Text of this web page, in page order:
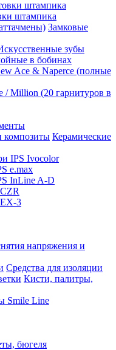
штампика
Замковые
зубы
в бобинах
Ace & Naperce (полные
/ Million (20 гарнитуров в
Керамические
IPS Ivocolor
e.max
InLine A-D
3
напряжения и
Средства для изоляции
Кисти, палитры,
Smile Line
бюгеля